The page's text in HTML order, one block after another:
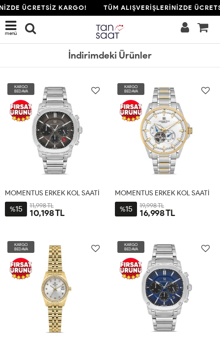
ÜCRETSİZ KARGO! TÜM ALIŞVERİŞLERİNİZDE
menü
İndirimdeki Ürünler
KARGO
BEDAVA
MOMENTUS ERKEK KOL SAATİ
%15 11,998 TL
10,198 TL
KARGO
BEDAVA
MOMENTUS ERKEK KOL SAATİ
%15 19,998 TL
16,998 TL
KARGO
BEDAVA
KARGO
BEDAVA